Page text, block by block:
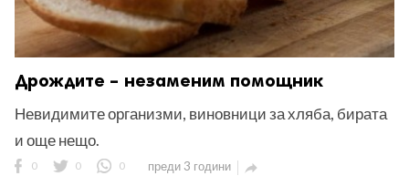
Дрождите – незаменим помощник
Невидимите организми, виновници за хляба, бирата
и още нещо.
0 0 0 преди 3 години 